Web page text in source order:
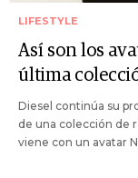
LIFESTYLE
Así son los
última
Diesel continúa su
de una colección de
viene con un avatar